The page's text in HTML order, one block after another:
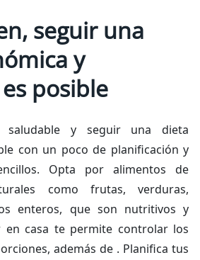
seguir una
y
posible
saludable y seguir una dieta
con un poco de planificación y
Opta por alimentos de
como frutas, verduras,
enteros, que son nutritivos y
en casa te permite controlar los
además de . Planifica tus